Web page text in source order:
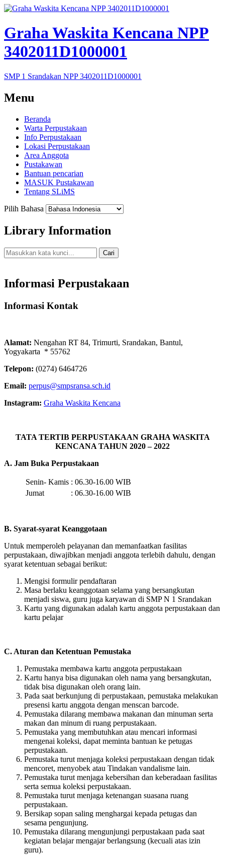
Graha Waskita Kencana NPP
3402011D1000001
SMP 1 Srandakan NPP 3402011D1000001
Menu
Beranda
Warta Perpustakaan
Info Perpustakaan
Lokasi Perpustakaan
Area Anggota
Pustakawan
Bantuan pencarian
MASUK Pustakawan
Tentang SLiMS
Pilih Bahasa
Library Information
Cari
Informasi Perpustakaan
Informasi Kontak
Alamat: Nengahan RT 84, Trimurti, Srandakan, Bantul,
Yogyakarta * 55762
Telepon: (0274) 6464726
Email: perpus@smpsransa.sch.id
Instagram: Graha Waskita Kencana
TATA TERTIB PERPUSTAKAAN GRAHA WASKITA
KENCANA TAHUN 2020 – 2022
A. Jam Buka Perpustakaan
Senin- Kamis : 06.30-16.00 WIB
Jumat
: 06.30-16.00 WIB
B. Syarat-syarat Keanggotaan
Untuk memperoleh pelayanan dan memanfaatkan fasilitas
perpustakaan, diwajibkan menjadi anggota terlebih dahulu, dengan
syarat ketentuan sebagai berikut:
Mengisi formulir pendaftaran
Masa berlaku keanggotaan selama yang bersangkutan
menjadi siswa, guru juga karyawan di SMP N 1 Srandakan
Kartu yang digunakan adalah kartu anggota perpustakaan dan
kartu pelajar
C. Aturan dan Ketentuan Pemustaka
Pemustaka membawa kartu anggota perpustakaan
Kartu hanya bisa digunakan oleh nama yang bersangkutan,
tidak bisa digunakan oleh orang lain.
Pada saat berkunjung di perpustakaan, pemustaka melakukan
presensi kartu anggota dengan menscan barcode.
Pemustaka dilarang membawa makanan dan minuman serta
makan dan minum di ruang perpustakaan.
Pemustaka yang membutuhkan atau mencari informasi
mengenai koleksi, dapat meminta bantuan ke petugas
perpustakaan.
Pemustaka turut menjaga koleksi perpustakaan dengan tidak
mencoret, menyobek atau Tindakan vandalisme lain.
Pemustaka turut menjaga kebersihan dan keberadaan fasilitas
serta semua koleksi perpustakaan.
Pemustaka turut menjaga ketenangan suasana ruang
perpustakaan.
Bersikap sopan saling menghargai kepada petugas dan
sesama pengunjung.
Pemustaka dilarang mengunjungi perpustakaan pada saat
kegiatan belajar mengajar berlangsung (kecuali atas izin
guru).